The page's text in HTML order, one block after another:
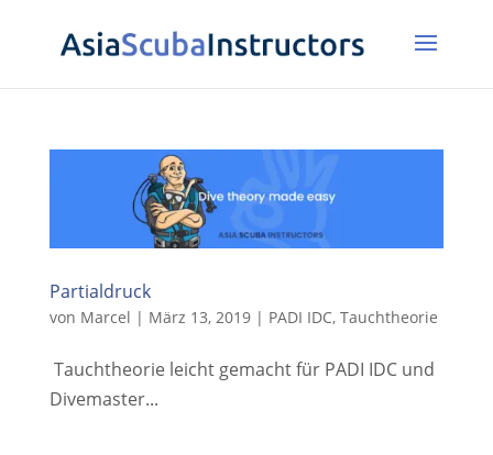
Partialdruck
von Marcel | März 13, 2019| PADI IDC, Tauchtheorie
Tauchtheorie leicht gemacht für PADI IDC und
Divemaster...